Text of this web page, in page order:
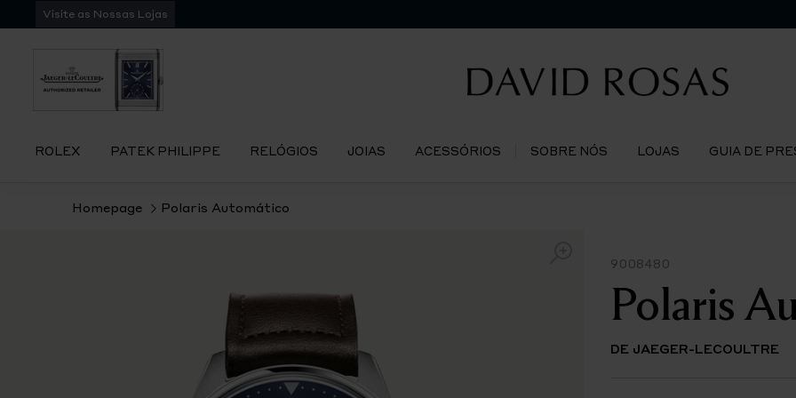
para
Visite as Nossas Lojas
ROLEX PATEK PHILIPPE RELÓGIOS JOIAS ACESSÓRIOS SOBRE NÓS LOJAS GUIA DE
Homepage Polaris Automático
9008480
Polaris
DE JAEGER-LECOULTRE